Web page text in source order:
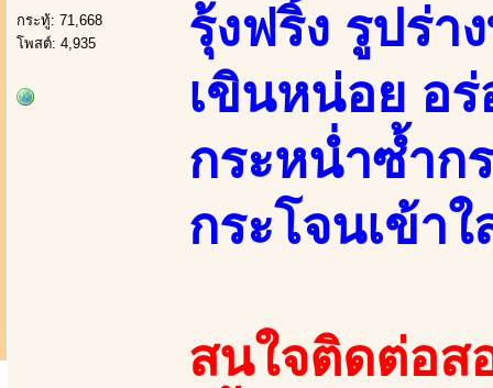
กระทู้: 71,668
โพสต์: 4,935
รุ้งฟริ้ง รูปร่
เขินหน่อย อ
กระหน่ำซ้ำก
กระโจนเข้าใ
สนใจติดต่อส